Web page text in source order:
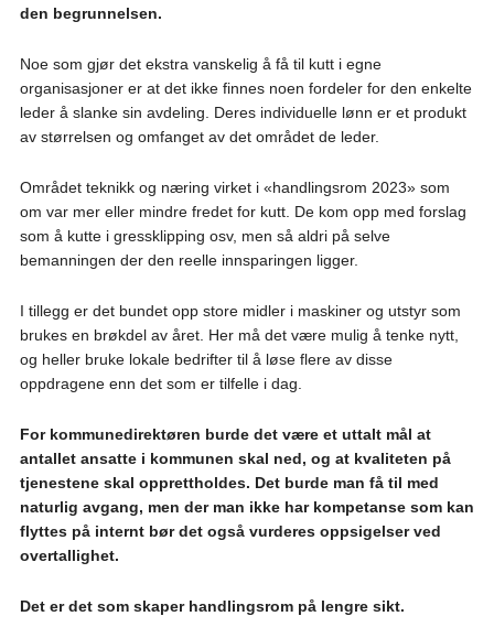
den begrunnelsen.
Noe som gjør det ekstra vanskelig å få til kutt i egne
organisasjoner er at det ikke finnes noen fordeler for den enkelte
leder å slanke sin avdeling. Deres individuelle lønn er et produkt
av størrelsen og omfanget av det området de leder.
Området teknikk og næring virket i «handlingsrom 2023» som
om var mer eller mindre fredet for kutt. De kom opp med forslag
som å kutte i gressklipping osv, men så aldri på selve
bemanningen der den reelle innsparingen ligger.
I tillegg er det bundet opp store midler i maskiner og utstyr som
brukes en brøkdel av året. Her må det være mulig å tenke nytt,
og heller bruke lokale bedrifter til å løse flere av disse
oppdragene enn det som er tilfelle i dag.
For kommunedirektøren burde det være et uttalt mål at
antallet ansatte i kommunen skal ned, og at kvaliteten på
tjenestene skal opprettholdes. Det burde man få til med
naturlig avgang, men der man ikke har kompetanse som kan
flyttes på internt bør det også vurderes oppsigelser ved
overtallighet.
Det er det som skaper handlingsrom på lengre sikt.